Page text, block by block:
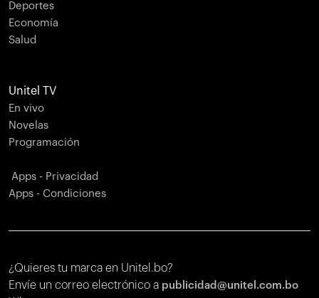
Deportes
Economía
Salud
Unitel TV
En vivo
Novelas
Programación
Apps - Privacidad
Apps - Condiciones
¿Quieres tu marca en Unitel.bo?
Envíe un correo electrónico a publicidad@unitel.com.bo